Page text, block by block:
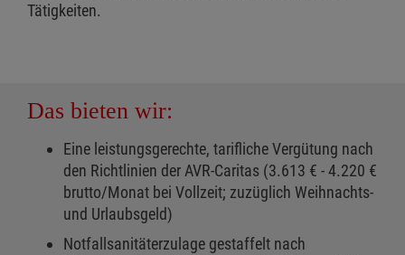
Tätigkeiten.
Das bieten wir:
Eine leistungsgerechte, tarifliche Vergütung nach
den Richtlinien der AVR-Caritas (3.613 € - 4.220 €
brutto/Monat bei Vollzeit; zuzüglich Weihnachts-
und Urlaubsgeld)
Notfallsanitäterzulage gestaffelt nach